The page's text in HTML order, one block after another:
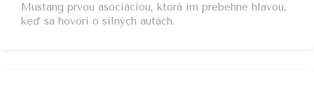
Mustang prvou asociáciou, ktorá im prebehne hlavou,
keď sa hovorí o silných autách.